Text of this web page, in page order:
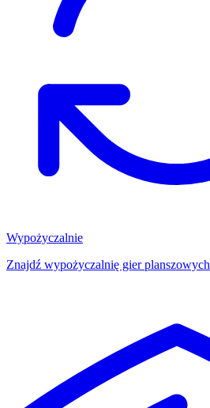
Wypożyczalnie
Znajdź wypożyczalnię gier planszowych